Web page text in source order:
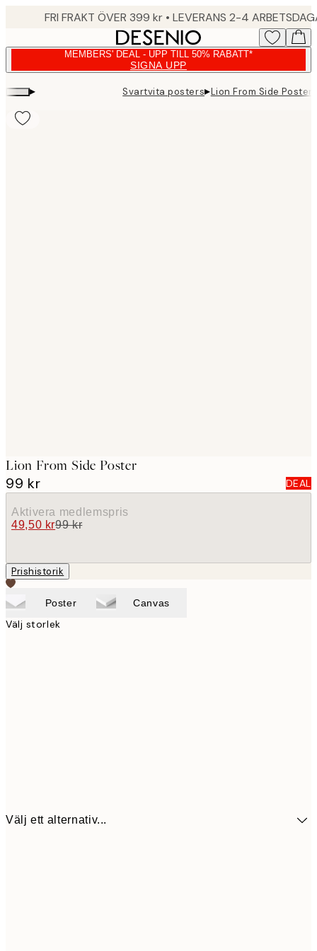
FRI FRAKT ÖVER 399 kr • LEVERANS 2-4
MEMBERS' DEAL - UPP TILL 50% RABATT*
SIGNA UPP
▸ Svartvita posters▸Lion From Side Poster
Lion From Side Poster
99 kr DEAL
Aktivera medlemspris
49,50 kr99 kr
Prishistorik
Poster Canvas
Välj storlek
Välj ett alternativ...